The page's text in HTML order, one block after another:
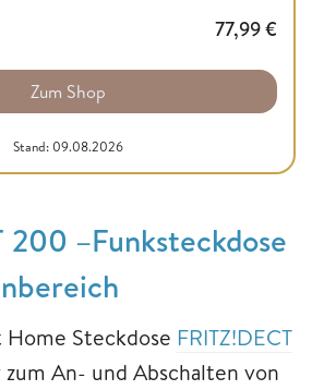
77,99€
Zum Shop
Stand: 09.08.2026
200 –Funksteckdose
Home Steckdose FRITZ!DECT
An- und Abschalten von